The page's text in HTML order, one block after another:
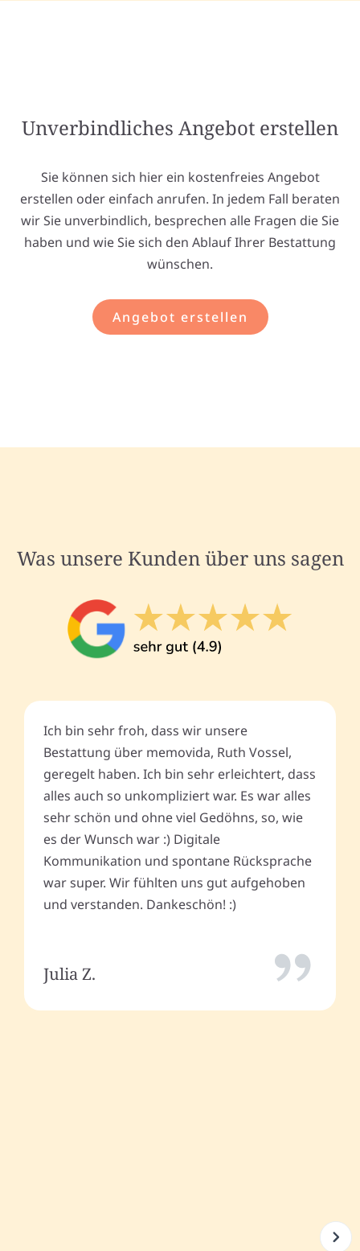
Unverbindliches Angebot erstellen
Sie können sich hier ein kostenfreies Angebot
erstellen oder einfach anrufen. In jedem Fall beraten
wir Sie unverbindlich, besprechen alle Fragen die Sie
haben und wie Sie sich den Ablauf Ihrer Bestattung
wünschen.
Angebot erstellen
Was unsere Kunden über uns sagen
Ich bin sehr froh, dass wir unsere
Bestattung über memovida, Ruth Vossel,
geregelt haben. Ich bin sehr erleichtert, dass
alles auch so unkompliziert war. Es war alles
sehr schön und ohne viel Gedöhns, so, wie
es der Wunsch war :) Digitale
Kommunikation und spontane Rücksprache
war super. Wir fühlten uns gut aufgehoben
und verstanden. Dankeschön! :)
Julia Z.